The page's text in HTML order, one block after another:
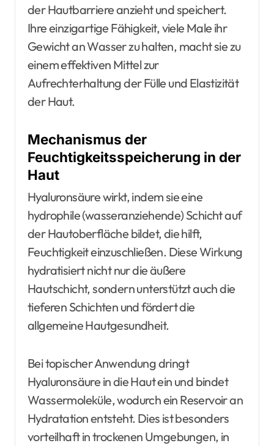
der Hautbarriere anzieht und speichert.
Ihre einzigartige Fähigkeit, viele Male ihr
Gewicht an Wasser zu halten, macht sie zu
einem effektiven Mittel zur
Aufrechterhaltung der Fülle und Elastizität
der Haut.
Mechanismus der
Feuchtigkeitsspeicherung in der
Haut
Hyaluronsäure wirkt, indem sie eine
hydrophile (wasseranziehende) Schicht auf
der Hautoberfläche bildet, die hilft,
Feuchtigkeit einzuschließen. Diese Wirkung
hydratisiert nicht nur die äußere
Hautschicht, sondern unterstützt auch die
tieferen Schichten und fördert die
allgemeine Hautgesundheit.
Bei topischer Anwendung dringt
Hyaluronsäure in die Haut ein und bindet
Wassermoleküle, wodurch ein Reservoir an
Hydratation entsteht. Dies ist besonders
vorteilhaft in trockenen Umgebungen, in